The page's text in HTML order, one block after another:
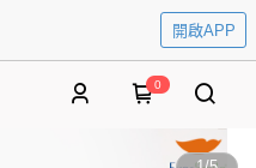
開啟APP
0